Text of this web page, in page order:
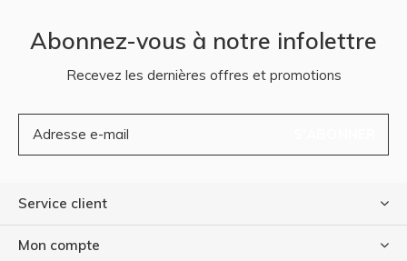
Abonnez-vous à notre infolettre
Recevez les dernières offres et promotions
Service client
Mon compte